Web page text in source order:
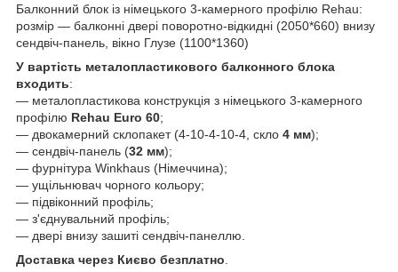
Балконний блок із німецького 3-камерного профілю Rehau:
розмір — балконні двері поворотно-відкидні (2050*660) внизу
сендвіч-панель, вікно Глузе (1100*1360)
У вартість металопластикового балконного блока
входить:
— металопластикова конструкція з німецького 3-камерного
профілю Rehau Euro 60;
— двокамерний склопакет (4-10-4-10-4, скло 4 мм);
— сендвіч-панель (32 мм);
— фурнітура Winkhaus (Німеччина);
— ущільнювач чорного кольору;
— підвіконний профіль;
— з'єднувальний профіль;
— двері внизу зашиті сендвіч-панеллю.
Доставка через Києво безплатно